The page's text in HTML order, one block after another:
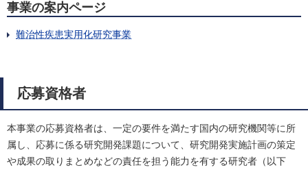
事業の案内ページ
難治性疾患実用化研究事業
応募資格者
本事業の応募資格者は、一定の要件を満たす国内の研究機関等に所
属し、応募に係る研究開発課題について、研究開発実施計画の策定
や成果の取りまとめなどの責任を担う能力を有する研究者（以下